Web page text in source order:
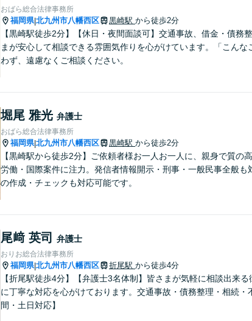
おばら総合法律事務所
福岡県|北九州市八幡西区 黒崎駅 から徒歩2分
【黒崎駅徒歩2分】【休日・夜間面談可】交通事故、借金・債務
まが安心して相談できる雰囲気作りを心がけています。「こん
わず、遠慮なくご相談ください。
堀尾 雅光 弁護士
おばら総合法律事務所
福岡県|北九州市八幡西区 黒崎駅 から徒歩2分
【黒崎駅から徒歩2分】ご依頼者様お一人お一人に、親身で質の
労働・国際案件に注力。発信者情報開示・刑事・一般民事全般
の作成・チェックも対応可能です。
尾﨑 英司 弁護士
おりお総合法律事務所
福岡県|北九州市八幡西区 折尾駅 から徒歩4分
【折尾駅徒歩4分】【弁護士3名体制】皆さまが気軽に相談出来
に丁寧な対応を心がけております。交通事故・債務整理・相続
間・土日対応】